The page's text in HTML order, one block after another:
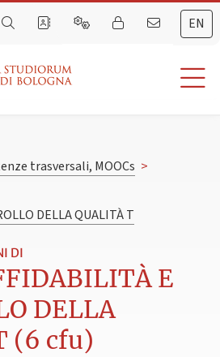
EN
trasversali, MOOCs >
DELLA QUALITÀ T
DI
E
DELLA
(6 cfu)